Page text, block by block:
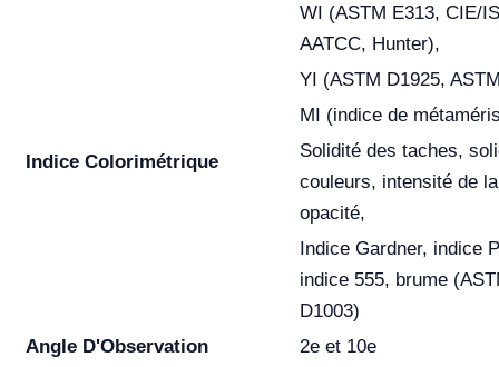
Indice Colorimétrique
WI (ASTM E313, CIE/
AATCC, Hunter),
YI (ASTM D1925,
MI (indice de
Solidité des taches,
couleurs, intensité de
opacité,
Indice Gardner, indice
indice 555, brume
D1003)
Angle D'Observation
2e et 10e